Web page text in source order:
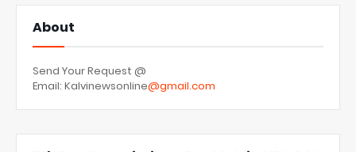
About
Send Your Request @
Email: Kalvinewsonline@gmail.com